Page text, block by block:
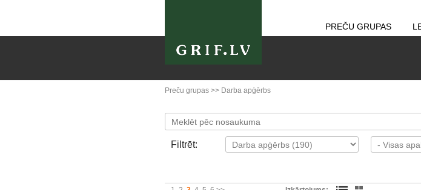
PREČU GRUPAS
Preču grupas >> Darba apģērbs
Filtrēt: